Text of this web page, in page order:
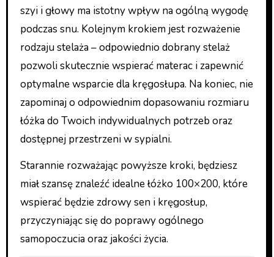
szyi i głowy ma istotny wpływ na ogólną wygodę
podczas snu. Kolejnym krokiem jest rozważenie
rodzaju stelaża – odpowiednio dobrany stelaż
pozwoli skutecznie wspierać materac i zapewnić
optymalne wsparcie dla kręgosłupa. Na koniec, nie
zapominaj o odpowiednim dopasowaniu rozmiaru
łóżka do Twoich indywidualnych potrzeb oraz
dostępnej przestrzeni w sypialni.
Starannie rozważając powyższe kroki, będziesz
miał szansę znaleźć idealne łóżko 100×200, które
wspierać będzie zdrowy sen i kręgosłup,
przyczyniając się do poprawy ogólnego
samopoczucia oraz jakości życia.